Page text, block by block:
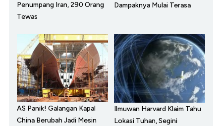
Penumpang Iran, 290 Orang
Tewas
Dampaknya Mulai Terasa
AS Panik! Galangan Kapal
China Berubah Jadi Mesin
Ilmuwan Harvard Klaim Tahu
Lokasi Tuhan, Segini